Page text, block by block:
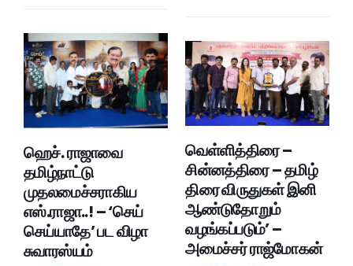
ஹெச். ராஜாவை
தமிழ்நாட்டு
முதலமைச்சராகிய
எஸ்.ராஜா..! – ‘செய்
செய்யாதே’ பட விழா
சுவாரஸ்யம்
வெள்ளித்திரை –
சின்னத்திரை – தமிழ்
திரை விருதுகள் இனி
ஆண்டுதோறும்
வழங்கப்படும்’ –
அமைச்சர் ராஜ்மோகன்